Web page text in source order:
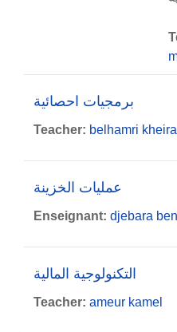
برمجيات احصائية
Teacher: belhamri kheira
عمليات الخزينة
Enseignant: djebara
التكنولوجية المالية
Teacher: ameur kamel